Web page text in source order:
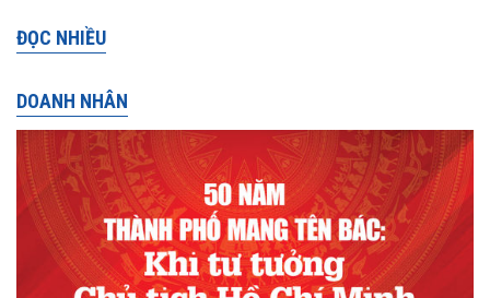
ĐỌC NHIỀU
DOANH NHÂN